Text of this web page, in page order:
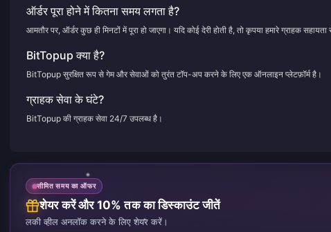
ऑर्डर पूरा होने में कितना समय लगता है?
आमतौर पर, ऑर्डर कुछ ही मिनटों में पूरा हो जाएगा। यदि कोई देरी होती है, तो कृपया हमारे ग्राहक
BitTopup क्या है?
BitTopup सुरक्षित रूप से गेम और सेवाओं को तुरंत टॉप-अप करने के लिए एक ऑनलाइन प्लेटफ़ॉर्म है।
ग्राहक सेवा के घंटे?
BitTopup की ग्राहक सेवा 24/7 उपलब्ध है।
सीमित समय का ऑफर
शेयर करें और 10% तक का डिस्काउंट जीतें
लकी व्हील अनलॉक करने के लिए शेयर करें।